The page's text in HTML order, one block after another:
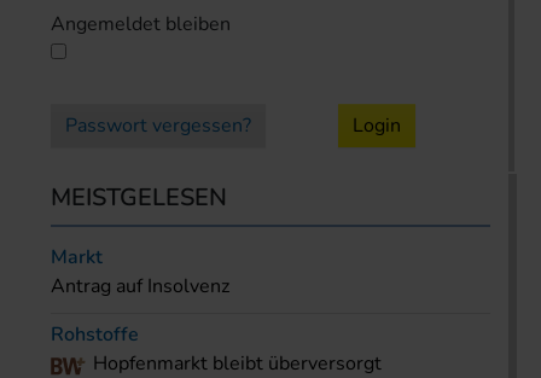
Angemeldet bleiben
Passwort vergessen? Login
MEISTGELESEN
Markt
Antrag auf Insolvenz
Rohstoffe
Hopfenmarkt bleibt überversorgt